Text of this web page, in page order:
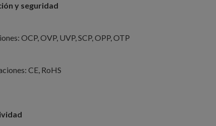
y seguridad
OCP, OVP, UVP, SCP, OPP, OTP
CE, RoHS